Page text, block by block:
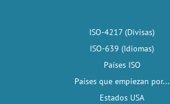
ISO-4217 (Divisas)
ISO-639 (Idiomas)
Países ISO
Países que empiezan por...
Estados USA